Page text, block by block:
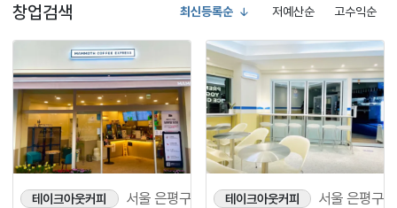
창업검색 최신등록순 저예산순 고수익순
테이크아웃커피 서울 은평구 테이크아웃커피 서울 은평구